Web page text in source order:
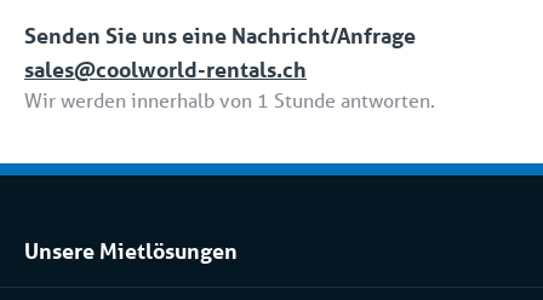
Senden Sie uns eine Nachricht/Anfrage
sales@coolworld-rentals.ch
Wir werden innerhalb von 1 Stunde antworten.
Unsere Mietlösungen
Kühlraum und Tiefkühlraum mieten